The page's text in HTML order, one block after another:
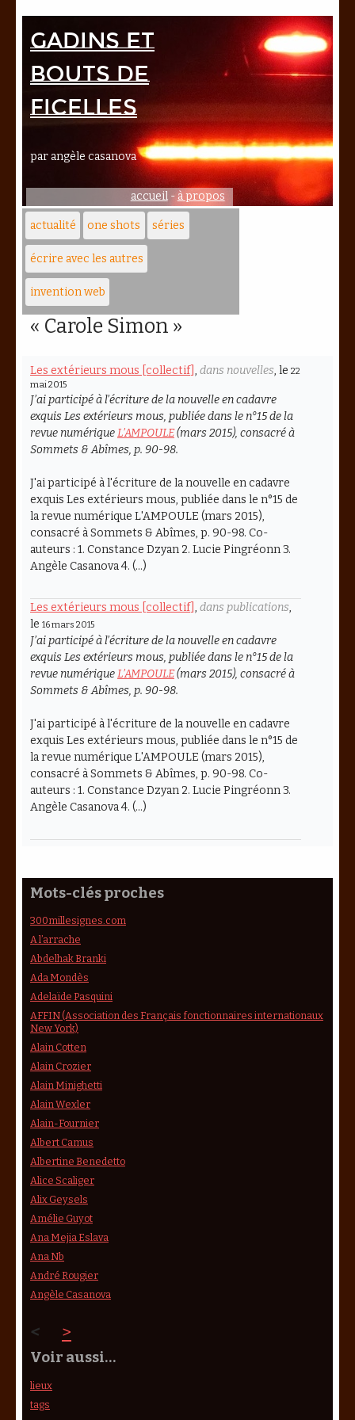
Gadins et
bouts de
ficelles
par angèle casanova
accueil-à propos
actualité one shots séries
écrire avec les autres
invention web
« Carole Simon »
Les extérieurs mous [collectif] , dans nouvelles, le 22
mai 2015
J’ai participé à l’écriture de la nouvelle en cadavre
exquis Les extérieurs mous, publiée dans le n°15 de la
revue numériqueL’AMPOULE(mars 2015), consacré à
Sommets & Abîmes, p. 90-98.
J'ai participé à l'écriture de la nouvelle en cadavre
exquis Les extérieurs mous, publiée dans le n°15 de
la revue numérique L'AMPOULE (mars 2015),
consacré à Sommets & Abîmes, p. 90-98. Co-
auteurs : 1. Constance Dzyan 2. Lucie Pingréonn 3.
Angèle Casanova 4. (…)
Les extérieurs mous [collectif] , dans publications,
le 16 mars 2015
J’ai participé à l’écriture de la nouvelle en cadavre
exquis Les extérieurs mous, publiée dans le n°15 de la
revue numériqueL’AMPOULE(mars 2015), consacré à
Sommets & Abîmes, p. 90-98.
J'ai participé à l'écriture de la nouvelle en cadavre
exquis Les extérieurs mous, publiée dans le n°15 de
la revue numérique L'AMPOULE (mars 2015),
consacré à Sommets & Abîmes, p. 90-98. Co-
auteurs : 1. Constance Dzyan 2. Lucie Pingréonn 3.
Angèle Casanova 4. (…)
Mots-clés proches
300millesignes.com
A l’arrache
Abdelhak Branki
Ada Mondès
Adelaïde Pasquini
AFFIN (Association des Français fonctionnaires internationaux
New York)
Alain Cotten
Alain Crozier
Alain Minighetti
Alain Wexler
Alain-Fournier
Albert Camus
Albertine Benedetto
Alice Scaliger
Alix Geysels
Amélie Guyot
Ana Mejia Eslava
Ana Nb
André Rougier
Angèle Casanova
< >
Voir aussi…
lieux
tags